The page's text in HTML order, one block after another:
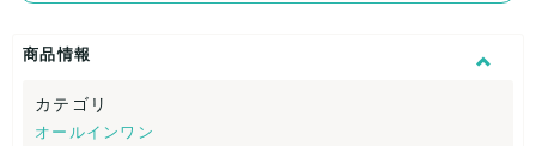
商品情報
カテゴリ
オールインワン